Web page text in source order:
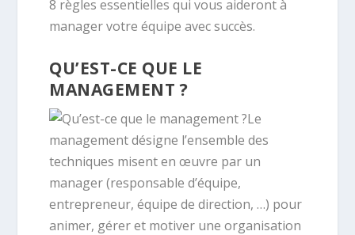
8 règles essentielles qui vous aideront à
manager votre équipe avec succès.
QU’EST-CE QUE LE
MANAGEMENT ?
Le
management désigne l’ensemble des
techniques misent en œuvre par un
manager (responsable d’équipe,
entrepreneur, équipe de direction, …) pour
animer, gérer et motiver une organisation